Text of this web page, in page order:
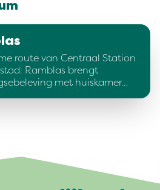
route van Centraal Station
Ramblas brengt
met huiskamer…